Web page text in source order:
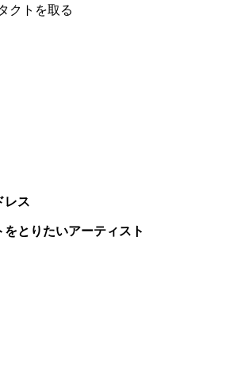
クトを取る
レス
をとりたいアーティスト